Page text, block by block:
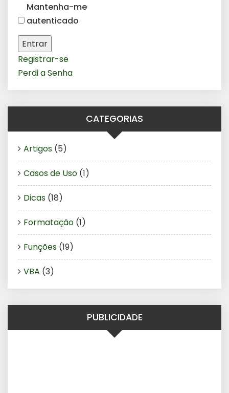
Mantenha-me
autenticado
Entrar
Registrar-se
Perdi a Senha
CATEGORIAS
Artigos (5)
Casos de Uso (1)
Dicas (18)
Formatação (1)
Funções (19)
VBA (3)
PUBLICIDADE